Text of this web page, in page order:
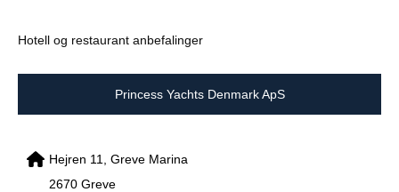
Hotell og restaurant anbefalinger
Princess Yachts Denmark ApS
Hejren 11, Greve Marina
2670 Greve